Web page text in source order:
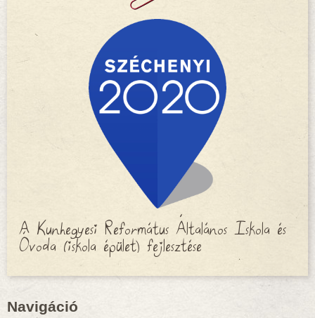
A Kunhegyesi Református Általános Iskola és
Óvoda (iskola épület) fejlesztése
Navigáció